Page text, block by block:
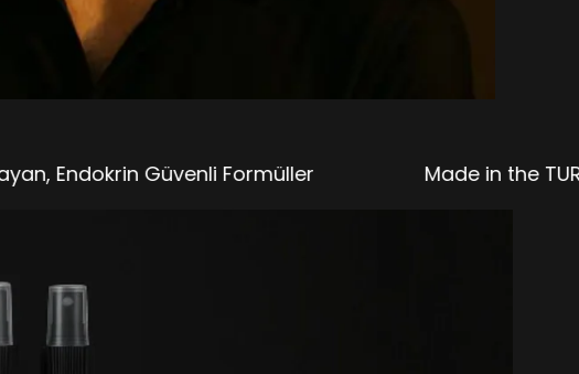
Güvenli Formüller Made in the TURKIYEㅤㅤㅤㅤㅤㅤ